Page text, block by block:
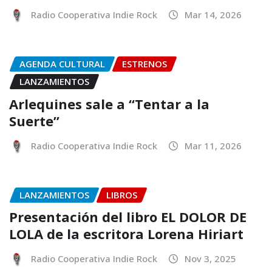
Radio Cooperativa Indie Rock Mar 14, 2026
AGENDA CULTURAL
ESTRENOS
LANZAMIENTOS
Arlequines sale a “Tentar a la
Suerte”
Radio Cooperativa Indie Rock Mar 11, 2026
LANZAMIENTOS LIBROS
Presentación del libro EL DOLOR DE
LOLA de la escritora Lorena Hiriart
Radio Cooperativa Indie Rock Nov 3, 2025